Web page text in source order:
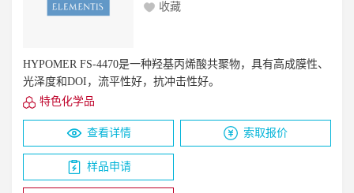
收藏
HYPOMER FS-4470是一种羟基丙烯酸共聚物，具有高成膜性、
光泽度和DOI，流平性好，抗冲击性好。
特色化学品
查看详情 索取报价
样品申请